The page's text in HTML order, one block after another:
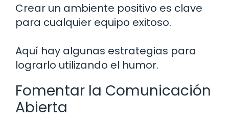
Crear un ambiente positivo es clave
para cualquier equipo exitoso.
Aquí hay algunas estrategias para
lograrlo utilizando el humor.
Fomentar la Comunicación
Abierta